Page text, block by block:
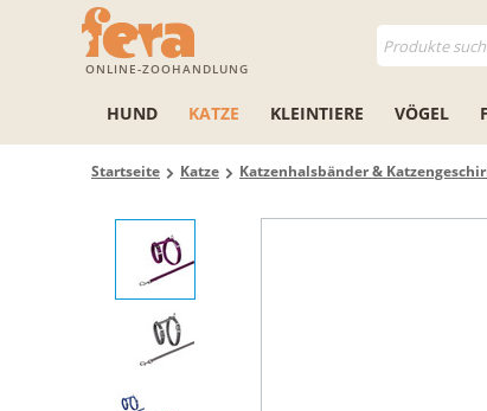
ONLINE-ZOOHANDLUNG
HUND KATZE KLEINTIERE VÖGEL
Startseite Katze Katzenhalsbänder &